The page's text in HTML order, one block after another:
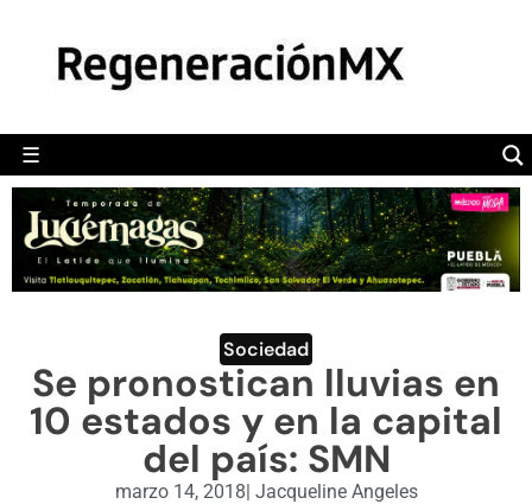
☰
POLÍTICA
CAMALEÓN
OPINIÓN
DEPORTES
ENGLISH SECTION
VIDEOS
Sociedad
Se pronostican lluvias en
10 estados y en la capital
del país: SMN
marzo 14, 2018| Jacqueline Angeles